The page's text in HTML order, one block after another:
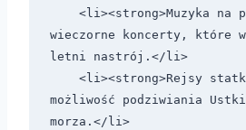
wieczorne koncerty, które
letni nastrój.</li>
możliwość podziwiania
morza.</li>